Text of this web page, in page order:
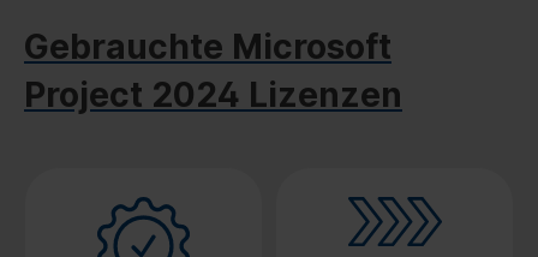
Gebrauchte Microsoft
Project 2024 Lizenzen